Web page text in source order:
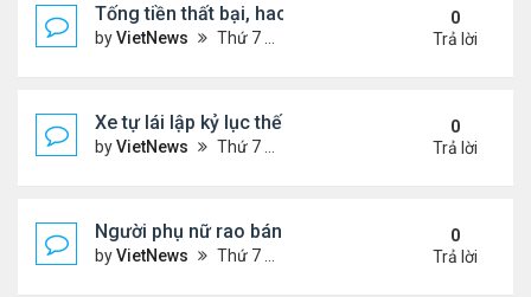
Tống tiền thất bại, hacker ghép nạn nhân vào
byVietNews Thứ 7 Tháng 4 30, 2022 10:50 am
0
Trả lời
Xe tự lái lập kỷ lục thế giới
byVietNews Thứ 7 Tháng 4 30, 2022 10:49 am
0
Trả lời
Người phụ nữ rao bán nhà kèm chồng cũ
byVietNews Thứ 7 Tháng 4 30, 2022 10:48 am
0
Trả lời